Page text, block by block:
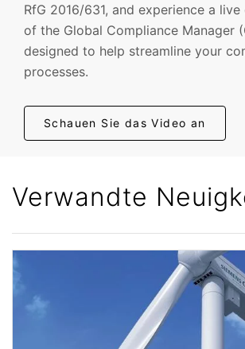
RfG 2016/631, and experience a
of the Global Compliance Manager
designed to help streamline your
processes.
Schauen Sie das Video an
Verwandte